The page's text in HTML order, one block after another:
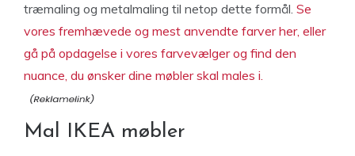
træmaling og metalmaling til netop dette formål. Se
vores fremhævede og mest anvendte farver her, eller
gå på opdagelse i vores farvevælger og find den
nuance, du ønsker dine møbler skal males i.
Mal IKEA møbler